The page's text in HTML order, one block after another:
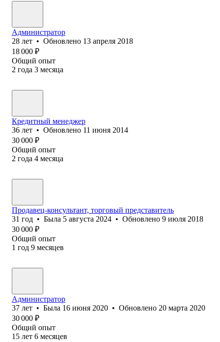
Администратор
28 лет • Обновлено 13 апреля 2018
18 000 ₽
Общий опыт
2 года 3 месяца
Кредитный менеджер
36 лет • Обновлено 11 июня 2014
30 000 ₽
Общий опыт
2 года 4 месяца
Продавец-консультант, торговый представитель
31 год • Была 5 августа 2024 • Обновлено 9 июля 2018
30 000 ₽
Общий опыт
1 год 9 месяцев
Администратор
37 лет • Была 16 июня 2020 • Обновлено 20 марта 2020
30 000 ₽
Общий опыт
15 лет 6 месяцев